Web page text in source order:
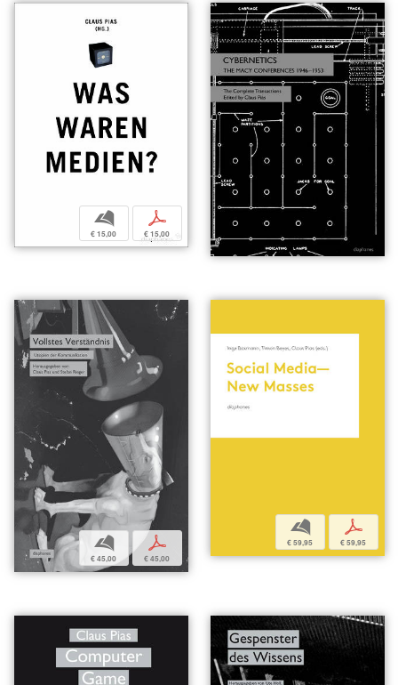
b
€ 15,00
p
€ 15,00
b
€ 45,00
p
€ 45,00
b
€ 59,95
p
€ 59,95